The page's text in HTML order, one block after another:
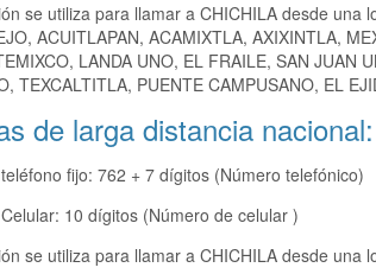
se utiliza para llamar a CHICHILA desde una
ACUITLAPAN, ACAMIXTLA, AXIXINTLA,
LANDA UNO, EL FRAILE, SAN JUAN
TEXCALTITLA, PUENTE CAMPUSANO, EL
de larga distancia nacional:
fijo: 762 + 7 dígitos (Número telefónico)
10 dígitos (Número de celular )
se utiliza para llamar a CHICHILA desde una